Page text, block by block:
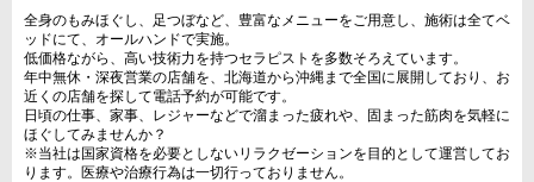
全身のもみほぐし、足つぼなど、豊富なメニューをご用意し、施術は全てベ
ッドにて、オールハンドで実施。
低価格ながら、高い技術力を持つセラピストを多数そろえています。
年中無休・深夜営業の店舗を、北海道から沖縄まで全国に展開しており、お
近くの店舗を探して電話予約が可能です。
日頃の仕事、家事、レジャーなどで溜まった疲れや、固まった筋肉を気軽に
ほぐしてみませんか？
※当社は国家資格を必要としないリラクゼーションを目的として運営してお
ります。医療や治療行為は一切行っておりません。